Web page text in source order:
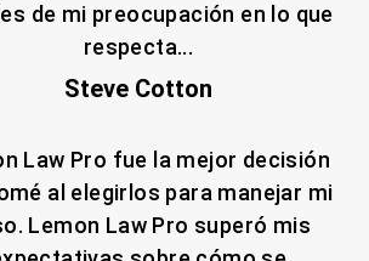
de mi preocupación en lo que
respecta...
Steve Cotton
Law Pro fue la mejor decisión
al elegirlos para manejar mi
Lemon Law Pro superó mis